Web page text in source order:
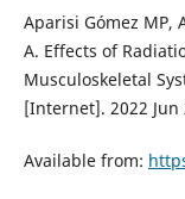
Aparisi Gómez MP,
A. Effects of
Musculoskeletal
[Internet]. 2022 Jun
Available from: